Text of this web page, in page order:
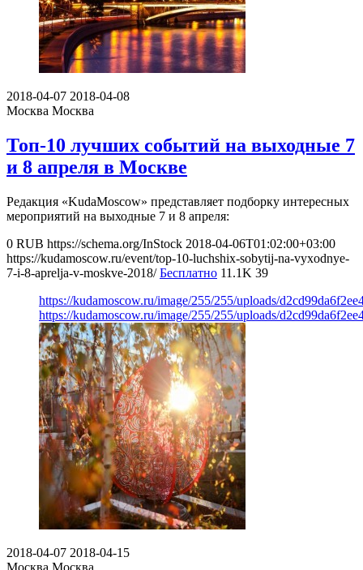
2018-04-07 2018-04-08
Москва Москва
Топ-10 лучших событий на выходные 7
и 8 апреля в Москве
Редакция «KudaMoscow» представляет подборку интересных
мероприятий на выходные 7 и 8 апреля:
0 RUB https://schema.org/InStock 2018-04-06T01:02:00+03:00
https://kudamoscow.ru/event/top-10-luchshix-sobytij-na-vyxodnye-
7-i-8-aprelja-v-moskve-2018/ Бесплатно 11.1K 39
https://kudamoscow.ru/image/255/255/uploads/
https://kudamoscow.ru/image/255/255/uploads/
2018-04-07 2018-04-15